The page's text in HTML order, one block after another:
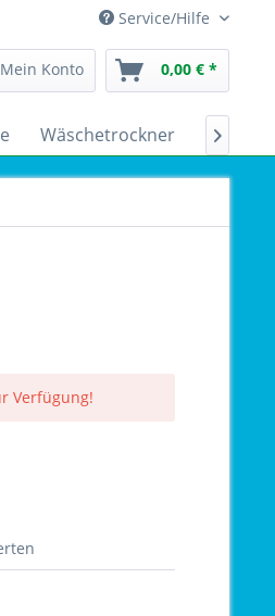
Service/Hilfe
Mein Konto 0,00 € *
Wäschetrockner 
Verfügung!